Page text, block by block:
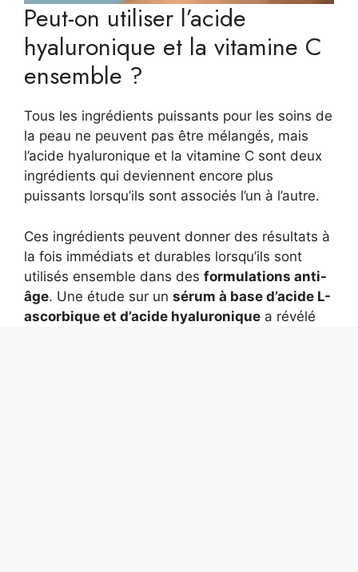
Peut-on utiliser l’acide
hyaluronique et la vitamine C
ensemble ?
Tous les ingrédients puissants pour les soins de
la peau ne peuvent pas être mélangés, mais
l’acide hyaluronique et la vitamine C sont deux
ingrédients qui deviennent encore plus
puissants lorsqu’ils sont associés l’un à l’autre.
Ces ingrédients peuvent donner des résultats à
la fois immédiats et durables lorsqu’ils sont
utilisés ensemble dans des formulations anti-
âge. Une étude sur un sérum à base d’acide L-
ascorbique et d’acide hyaluronique a révélé